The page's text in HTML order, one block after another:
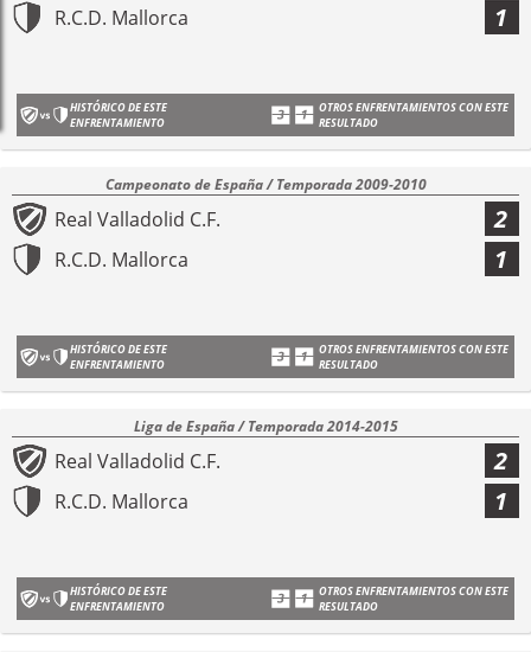
R.C.D. Mallorca 1
HISTÓRICO DE ESTE
ENFRENTAMIENTO
OTROS ENFRENTAMIENTOS CON ESTE
RESULTADO
Campeonato de España / Temporada 2009-2010
Real Valladolid C.F. 2
R.C.D. Mallorca 1
HISTÓRICO DE ESTE
ENFRENTAMIENTO
OTROS ENFRENTAMIENTOS CON ESTE
RESULTADO
Liga de España / Temporada 2014-2015
Real Valladolid C.F. 2
R.C.D. Mallorca 1
HISTÓRICO DE ESTE
ENFRENTAMIENTO
OTROS ENFRENTAMIENTOS CON ESTE
RESULTADO